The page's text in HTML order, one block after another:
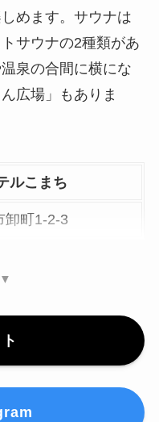
めます。サウナは
サウナの2種類があ
泉の合間に横にな
広場」もありま
ルこまち
卸町1-2-3